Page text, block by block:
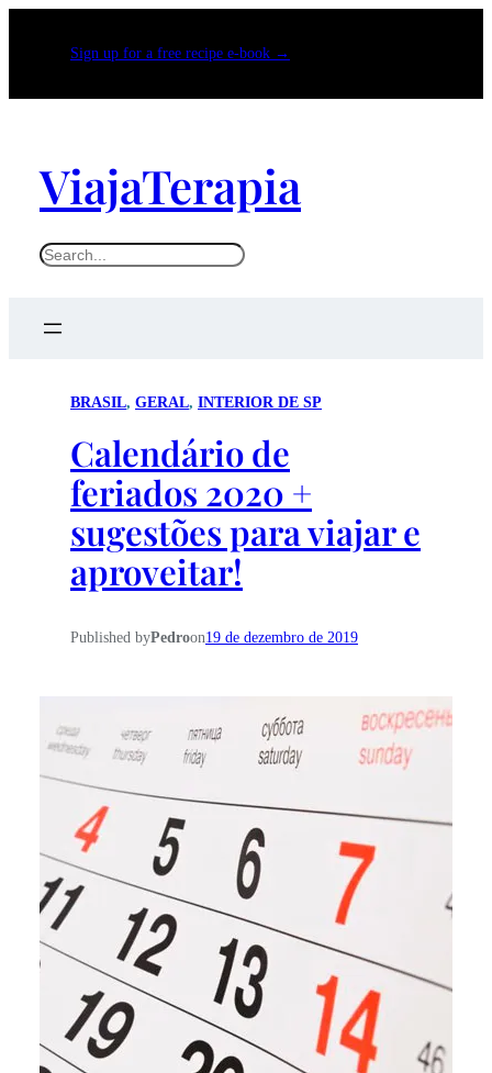
Sign up for a free recipe e-book →
ViajaTerapia
Search
BRASIL, GERAL, INTERIOR DE SP
Calendário de
feriados 2020 +
sugestões para viajar e
aproveitar!
Published byPedroon19 de dezembro de 2019